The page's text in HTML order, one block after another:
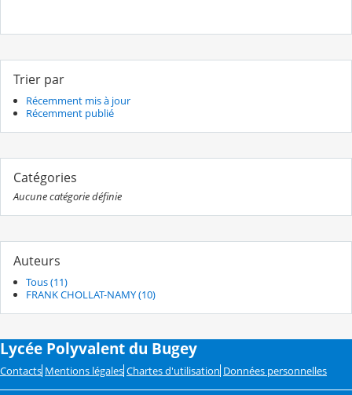
Trier par
Récemment mis à jour
Récemment publié
Catégories
Aucune catégorie définie
Auteurs
Tous (11)
FRANK CHOLLAT-NAMY (10)
Lycée Polyvalent du Bugey
Contacts Mentions légales Chartes d'utilisation Données personnelles